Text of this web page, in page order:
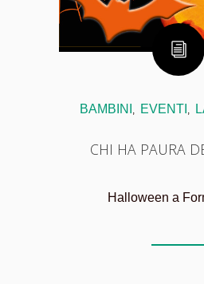
BAMBINI EVENTI
CHI HA PAURA
Halloween a